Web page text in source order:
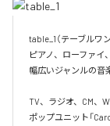
table_1（テーブルワ
ピアノ、ローファイ
幅広いジャンルの音
TV、ラジオ、CM、
ポップユニット「